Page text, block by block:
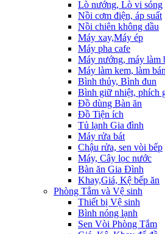
Lò nướng, Lò vi sóng
Nồi cơm điện, áp suất
Nồi chiên không dầu
Máy xay,Máy ép
Máy pha cafe
Máy nướng, máy làm
Máy làm kem, làm
Bình thủy, Bình đun
Bình giữ nhiệt, phích
Đồ dùng Bàn ăn
Đồ Tiện ích
Tủ lạnh Gia đình
Máy rửa bát
Chậu rửa, sen vòi bếp
Máy, Cây lọc nước
Bàn ăn Gia Đình
Khay,Giá, Kệ bếp ăn
Phòng Tắm và Vệ sinh
Thiết bị Vệ sinh
Bình nóng lạnh
Sen Vòi Phòng Tắm